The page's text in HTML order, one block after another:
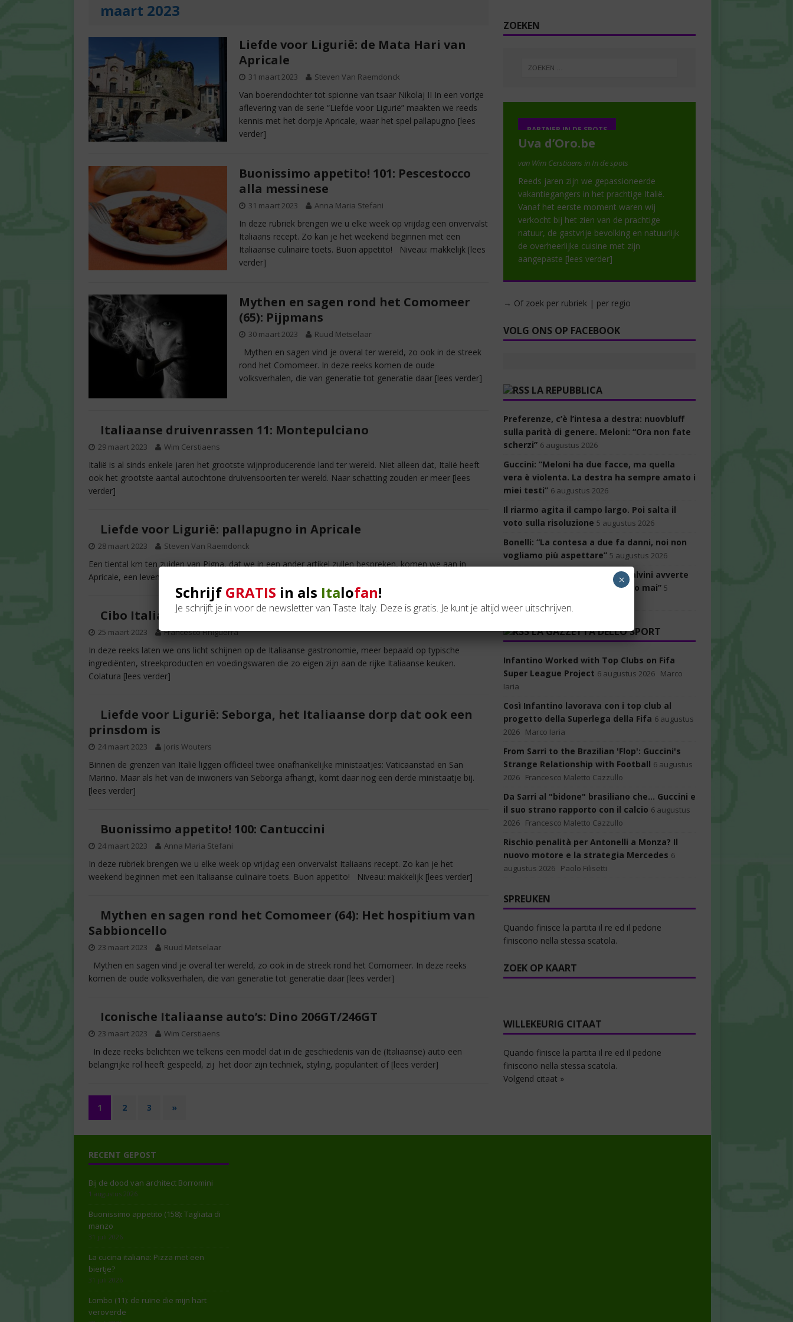
maart 2023
Liefde voor Ligurië: de Mata Hari van
Apricale
31 maart 2023 Steven Van Raemdonck
Van boerendochter tot spionne van tsaar Nikolaj II In een vorige
aflevering van de serie “Liefde voor Ligurië” maakten we reeds
kennis met het dorpje Apricale, waar het spel pallapugno [lees
verder]
Buonissimo appetito! 101: Pescestocco
alla messinese
31 maart 2023 Anna Maria Stefani
In deze rubriek brengen we u elke week op vrijdag een onvervalst
Italiaans recept. Zo kan je het weekend beginnen met een
Italiaanse culinaire toets. Buon appetito! Niveau: makkelijk [lees
verder]
Mythen en sagen rond het Comomeer
(65): Pijpmans
30 maart 2023 Ruud Metselaar
Mythen en sagen vind je overal ter wereld, zo ook in de streek
rond het Comomeer. In deze reeks komen de oude
volksverhalen, die van generatie tot generatie daar [lees verder]
Italiaanse druivenrassen 11: Montepulciano
29 maart 2023 Wim Cerstiaens
Italië is al sinds enkele jaren het grootste wijnproducerende land ter wereld. Niet alleen dat, Italië heeft
ook het grootste aantal autochtone druivensoorten ter wereld. Naar schatting zouden er meer [lees
verder]
Liefde voor Ligurië: pallapugno in Apricale
28 maart 2023 Steven Van Raemdonck
Een tiental km ten zuiden van Pigna, dat we in een ander artikel zullen bespreken, komen we aan in
Apricale, een levendig stadje van dikke 600 inwoners in het binnenland
Cibo Italiano (9): Colatura di alici di Cetara
25 maart 2023 Francesco Finiguerra
In deze reeks laten we ons licht schijnen op de Italiaanse gastronomie, meer bepaald op typische
ingrediënten, streekproducten en voedingswaren die zo eigen zijn aan de rijke Italiaanse keuken.
Colatura [lees verder]
Liefde voor Ligurië: Seborga, het Italiaanse dorp dat ook een
prinsdom is
24 maart 2023 Joris Wouters
Binnen de grenzen van Italië liggen officieel twee onafhankelijke ministaatjes: Vaticaanstad en San
Marino. Maar als het van de inwoners van Seborga afhangt, komt daar nog een derde ministaatje bij.
[lees verder]
Buonissimo appetito! 100: Cantuccini
24 maart 2023 Anna Maria Stefani
In deze rubriek brengen we u elke week op vrijdag een onvervalst Italiaans recept. Zo kan je het
weekend beginnen met een Italiaanse culinaire toets. Buon appetito! Niveau: makkelijk [lees verder]
Mythen en sagen rond het Comomeer (64): Het hospitium van
Sabbioncello
23 maart 2023 Ruud Metselaar
Mythen en sagen vind je overal ter wereld, zo ook in de streek rond het Comomeer. In deze reeks
komen de oude volksverhalen, die van generatie tot generatie daar [lees verder]
Iconische Italiaanse auto’s: Dino 206GT/246GT
23 maart 2023 Wim Cerstiaens
In deze reeks belichten we telkens een model dat in de geschiedenis van de (Italiaanse) auto een
belangrijke rol heeft gespeeld, zij het door zijn techniek, styling, populariteit of [lees verder]
1 2 3 »
ZOEKEN
PARTNER IN DE SPOTS
Uva d’Oro.be
van Wim Cerstiaens in In de spots
Reeds jaren zijn we gepassioneerde
vakantiegangers in het prachtige Italië.
Vanaf het eerste moment waren wij
verkocht bij het zien van de prachtige
natuur, de gastvrije bevolking en natuurlijk
de overheerlijke cuisine met zijn
aangepaste [lees verder]
→ Of zoek per rubriek | per regio
VOLG ONS OP FACEBOOK
LA REPUBBLICA
Preferenze, c’è l’intesa a destra: nuovbluff
sulla parità di genere. Meloni: “Ora non fate
scherzi” 6 augustus 2026
Guccini: “Meloni ha due facce, ma quella
vera è violenta. La destra ha sempre amato i
miei testi” 6 augustus 2026
Il riarmo agita il campo largo. Poi salta il
voto sulla risoluzione 5 augustus 2026
Bonelli: “La contesa a due fa danni, noi non
vogliamo più aspettare” 5 augustus 2026
Il pasticcio della risoluzione. Salvini avverte
gli alleati:“Così non la voteremo mai” 5
LA GAZZETTA DELLO SPORT
Infantino Worked with Top Clubs on Fifa
Super League Project 6 augustus 2026 Marco
Iaria
Così Infantino lavorava con i top club al
progetto della Superlega della Fifa 6 augustus
2026 Marco Iaria
From Sarri to the Brazilian 'Flop': Guccini's
Strange Relationship with Football 6 augustus
2026 Francesco Maletto Cazzullo
Da Sarri al "bidone" brasiliano che... Guccini e
il suo strano rapporto con il calcio 6 augustus
2026 Francesco Maletto Cazzullo
Rischio penalità per Antonelli a Monza? Il
nuovo motore e la strategia Mercedes 6
augustus 2026 Paolo Filisetti
SPREUKEN
Quando finisce la partita il re ed il pedone
finiscono nella stessa scatola.
ZOEK OP KAART
WILLEKEURIG CITAAT
Quando finisce la partita il re ed il pedone
finiscono nella stessa scatola.
Volgend citaat »
RECENT GEPOST
Bij de dood van architect Borromini
1 augustus 2026
Buonissimo appetito (158): Tagliata di
manzo
31 juli 2026
La cucina italiana: Pizza met een
biertje?
31 juli 2026
Lombo (11): de ruïne die mijn hart
veroverde
Schrijf GRATIS in als Italofan!
Je schrijft je in voor de newsletter van Taste Italy. Deze is gratis. Je kunt je altijd weer uitschrijven.
×